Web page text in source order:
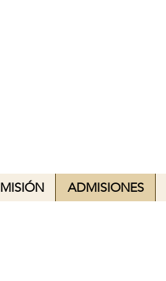
MISIÓN ADMISIONES